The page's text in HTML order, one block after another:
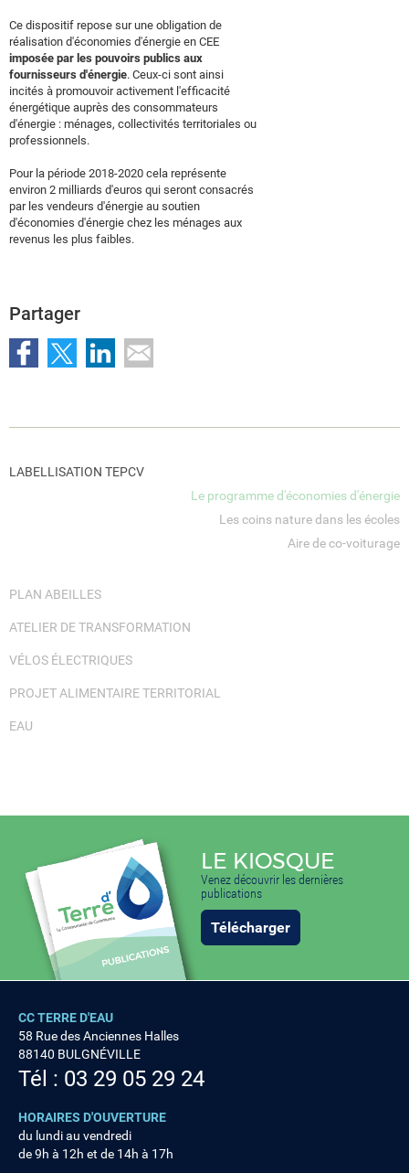
Ce dispositif repose sur une obligation de
réalisation d'économies d'énergie en CEE
imposée par les pouvoirs publics aux
fournisseurs d'énergie. Ceux-ci sont ainsi
incités à promouvoir activement l'efficacité
énergétique auprès des consommateurs
d'énergie : ménages, collectivités territoriales ou
professionnels.
Pour la période 2018-2020 cela représente
environ 2 milliards d'euros qui seront consacrés
par les vendeurs d'énergie au soutien
d'économies d'énergie chez les ménages aux
revenus les plus faibles.
Partager
LABELLISATION TEPCV
Le programme d'économies d'énergie
Les coins nature dans les écoles
Aire de co-voiturage
PLAN ABEILLES
ATELIER DE TRANSFORMATION
VÉLOS ÉLECTRIQUES
PROJET ALIMENTAIRE TERRITORIAL
EAU
LE KIOSQUE
Venez découvrir les dernières
publications
Télécharger
CC TERRE D'EAU
58 Rue des Anciennes Halles
88140 BULGNÉVILLE
Tél : 03 29 05 29 24
HORAIRES D'OUVERTURE
du lundi au vendredi
de 9h à 12h et de 14h à 17h